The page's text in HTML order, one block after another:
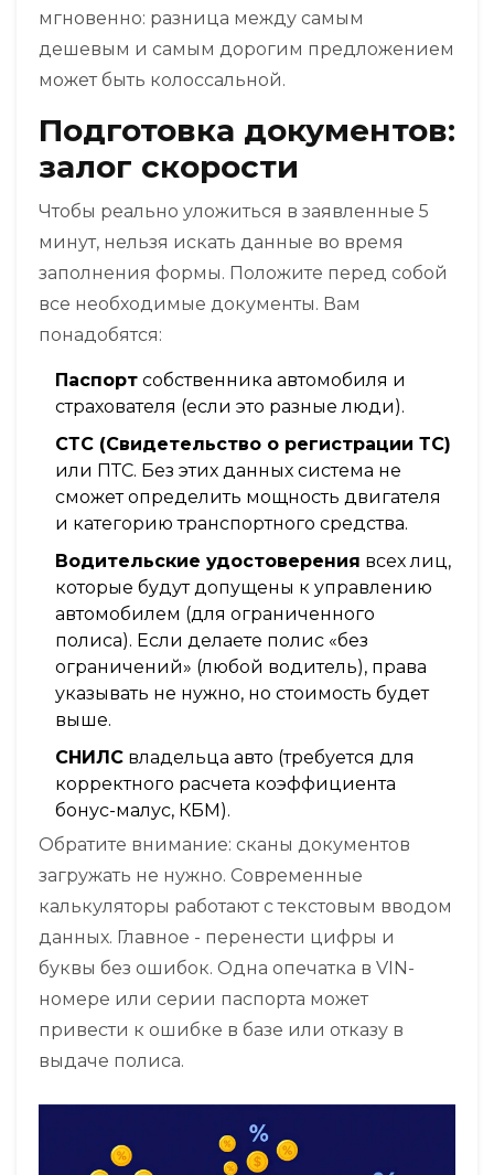
мгновенно: разница между самым
дешевым и самым дорогим предложением
может быть колоссальной.
Подготовка документов:
залог скорости
Чтобы реально уложиться в заявленные 5
минут, нельзя искать данные во время
заполнения формы. Положите перед собой
все необходимые документы. Вам
понадобятся:
Паспорт собственника автомобиля и
страхователя (если это разные люди).
СТС (Свидетельство о регистрации ТС)
или ПТС. Без этих данных система не
сможет определить мощность двигателя
и категорию транспортного средства.
Водительские удостоверения всех лиц,
которые будут допущены к управлению
автомобилем (для ограниченного
полиса). Если делаете полис «без
ограничений» (любой водитель), права
указывать не нужно, но стоимость будет
выше.
СНИЛС владельца авто (требуется для
корректного расчета коэффициента
бонус-малус, КБМ).
Обратите внимание: сканы документов
загружать не нужно. Современные
калькуляторы работают с текстовым вводом
данных. Главное - перенести цифры и
буквы без ошибок. Одна опечатка в VIN-
номере или серии паспорта может
привести к ошибке в базе или отказу в
выдаче полиса.